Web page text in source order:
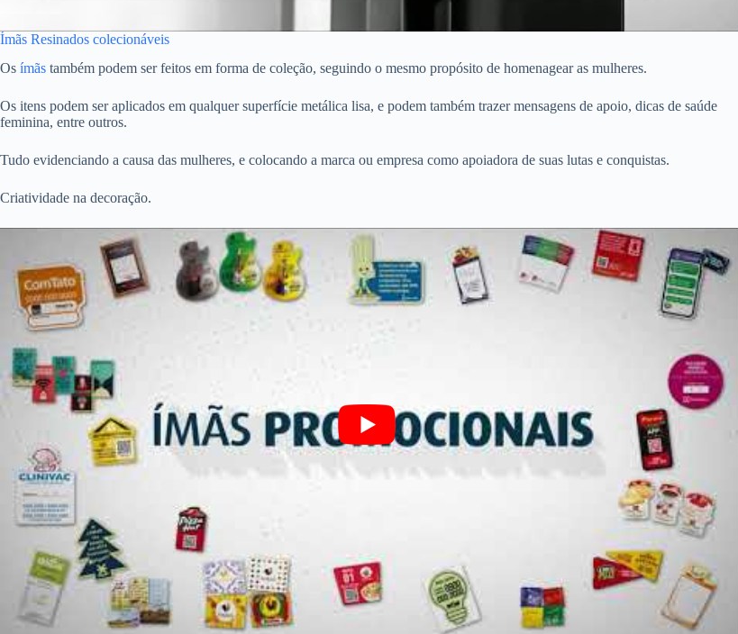
Ímãs Resinados colecionáveis
Os ímãs também podem ser feitos em forma de coleção, seguindo o mesmo propósito de homenagear as mulheres.
Os itens podem ser aplicados em qualquer superfície metálica lisa, e podem também trazer mensagens de apoio, dicas de saúde
feminina, entre outros.
Tudo evidenciando a causa das mulheres, e colocando a marca ou empresa como apoiadora de suas lutas e conquistas.
Criatividade na decoração.